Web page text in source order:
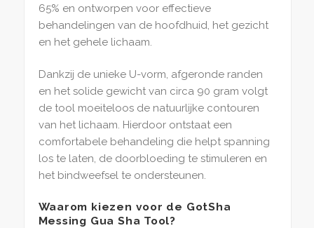
65% en ontworpen voor effectieve
behandelingen van de hoofdhuid, het gezicht
en het gehele lichaam.
Dankzij de unieke U-vorm, afgeronde randen
en het solide gewicht van circa 90 gram volgt
de tool moeiteloos de natuurlijke contouren
van het lichaam. Hierdoor ontstaat een
comfortabele behandeling die helpt spanning
los te laten, de doorbloeding te stimuleren en
het bindweefsel te ondersteunen.
Waarom kiezen voor de GotSha
Messing Gua Sha Tool?